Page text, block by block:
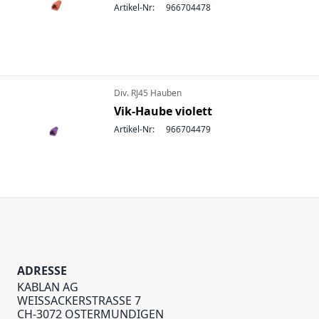
Artikel-Nr: 966704478
Div. RJ45 Hauben
Vik-Haube violett
Artikel-Nr: 966704479
ADRESSE
KABLAN AG
WEISSACKERSTRASSE 7
CH-3072 OSTERMUNDIGEN